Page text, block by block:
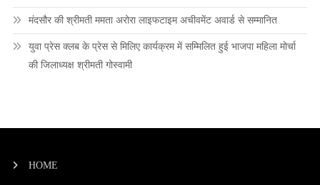
मंदसौर की श्रीमती ममता अरोरा लाइफटाइम अचीवमेंट अवार्ड से सम्मानित
युवा प्रेस क्लब के प्रेस से मिलिए कार्यक्रम में सम्मिलित हुई भाजपा महिला मोर्चा
की जिलाध्यक्ष श्रीमती गोस्वामी
HOME